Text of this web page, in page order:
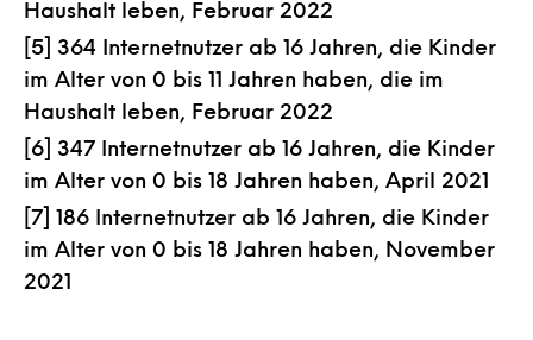
Haushalt leben, Februar 2022
[5] 364 Internetnutzer ab 16 Jahren, die Kinder
im Alter von 0 bis 11 Jahren haben, die im
Haushalt leben, Februar 2022
[6] 347 Internetnutzer ab 16 Jahren, die Kinder
im Alter von 0 bis 18 Jahren haben, April 2021
[7] 186 Internetnutzer ab 16 Jahren, die Kinder
im Alter von 0 bis 18 Jahren haben, November
2021